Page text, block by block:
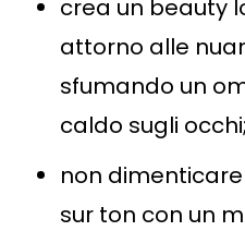
crea un beauty
attorno alle
sfumando un
caldo sugli occhi;
non
sur ton con un